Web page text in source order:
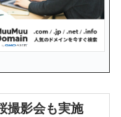
撮影会も実施